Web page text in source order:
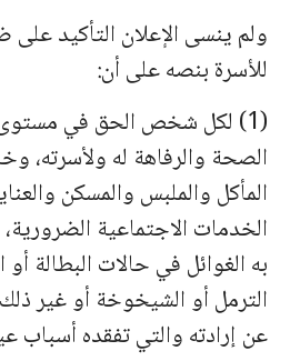
ولم ينسى الإعلان التأكيد
للأسرة بنصه على أن:
(1) لكل شخص الحق في
الصحة والرفاهة له ولأسرته،
المأكل والملبس والمسكن
الخدمات الاجتماعية
به الغوائل في حالات البطالة
الترمل أو الشيخوخة أو غير
عن إرادته والتي تفقده أسباب